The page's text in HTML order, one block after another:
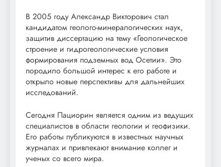
В 2005 году Александр Викторович стал
кандидатом геолого-минералогических наук,
защитив диссертацию на тему «Геологическое
строение и гидрогеологические условия
формирования подземных вод Осетии». Это
породило большой интерес к его работе и
открыло новые перспективы для дальнейших
исследований.
Сегодня Пациорин является одним из ведущих
специалистов в области геологии и геофизики.
Его работы публикуются в известных научных
журналах и привлекают внимание коллег и
ученых со всего мира.